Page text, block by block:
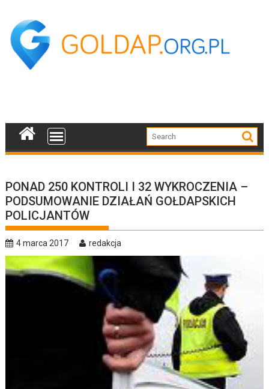
content
PONAD 250 KONTROLI I 32 WYKROCZENIA –
PODSUMOWANIE DZIAŁAŃ GOŁDAPSKICH
POLICJANTÓW
4 marca 2017 redakcja